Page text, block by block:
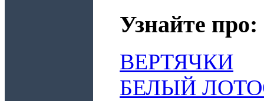
Узнайте про:
ВЕРТЯЧКИ
БЕЛЫЙ